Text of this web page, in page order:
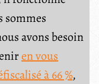
sommes
avons besoin
en vous
à 66 %,